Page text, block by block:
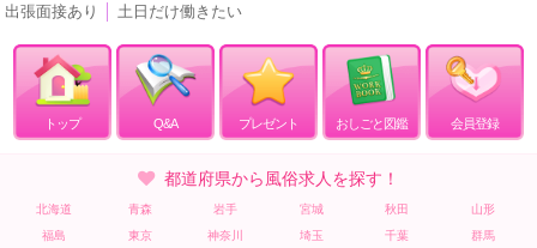
出張面接あり
土日だけ働きたい
トップ Q&A プレゼント おしごと図鑑 会員登録
都道府県から風俗求人を探す！
北海道 青森 岩手 宮城 秋田
山形
福島
東京 神奈川 埼玉 千葉
群馬